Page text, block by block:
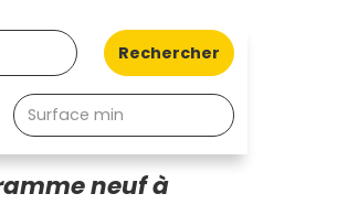
Rechercher
neuf à